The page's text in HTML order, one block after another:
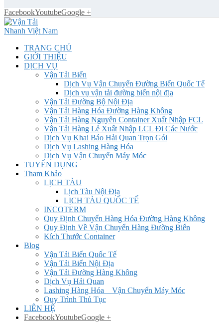
FacebookYoutubeGoogle +
TRANG CHỦ
GIỚI THIỆU
DỊCH VỤ
Vận Tải Biển
Dịch Vụ Vận Chuyển Đường Biển Quốc Tế
Dịch vụ vận tải đường biển nội địa
Vận Tải Đường Bộ Nội Địa
Vận Tải Hàng Hóa Đường Hàng Không
Vận Tải Hàng Nguyên Container Xuất Nhập FCL
Vận Tải Hàng Lẻ Xuất Nhập LCL Đi Các Nước
Dịch Vụ Khai Báo Hải Quan Trọn Gói
Dịch Vụ Lashing Hàng Hóa
Dịch Vụ Vận Chuyển Máy Móc
TUYỂN DỤNG
Tham Khảo
LỊCH TÀU
Lịch Tàu Nội Địa
LỊCH TÀU QUỐC TẾ
INCOTERM
Quy Định Chuyển Hàng Hóa Đường Hàng Không
Quy Định Về Vận Chuyển Hàng Đường Biển
Kích Thước Container
Blog
Vận Tải Biển Quốc Tế
Vận Tải Biển Nội Địa
Vận Tải Đường Hàng Không
Dịch Vụ Hải Quan
Lashing Hàng Hóa _ Vận Chuyển Máy Móc
Quy Trình Thủ Tục
LIÊN HỆ
FacebookYoutubeGoogle +